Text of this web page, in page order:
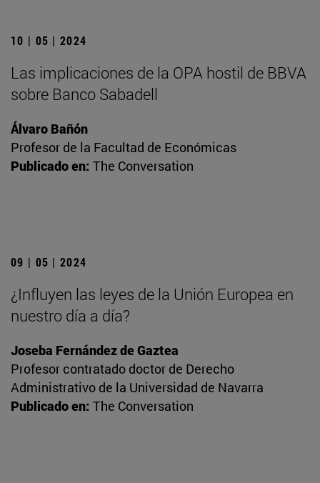
10 | 05 | 2024
Las implicaciones de la OPA hostil de BBVA
sobre Banco Sabadell
Álvaro Bañón
Profesor de la Facultad de Económicas
Publicado en: The Conversation
09 | 05 | 2024
¿Influyen las leyes de la Unión Europea en
nuestro día a día?
Joseba Fernández de Gaztea
Profesor contratado doctor de Derecho
Administrativo de la Universidad de Navarra
Publicado en: The Conversation